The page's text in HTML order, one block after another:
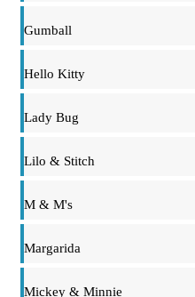
Gumball
Hello Kitty
Lady Bug
Lilo & Stitch
M & M's
Margarida
Mickey & Minnie